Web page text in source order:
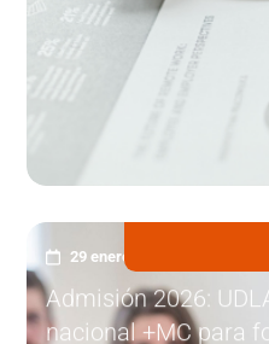
29 enero, 2026
Admisión 2026:
nacional +MC para